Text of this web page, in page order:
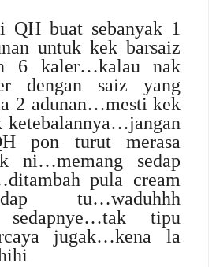
QH buat sebanyak 1
untuk kek barsaiz
6 kaler…kalau nak
dengan saiz yang
2 adunan…mesti kek
pon turut merasa
ni…memang sedap
pula cream
tu…waduhhh
sedapnye…tak tipu
jugak…kena la